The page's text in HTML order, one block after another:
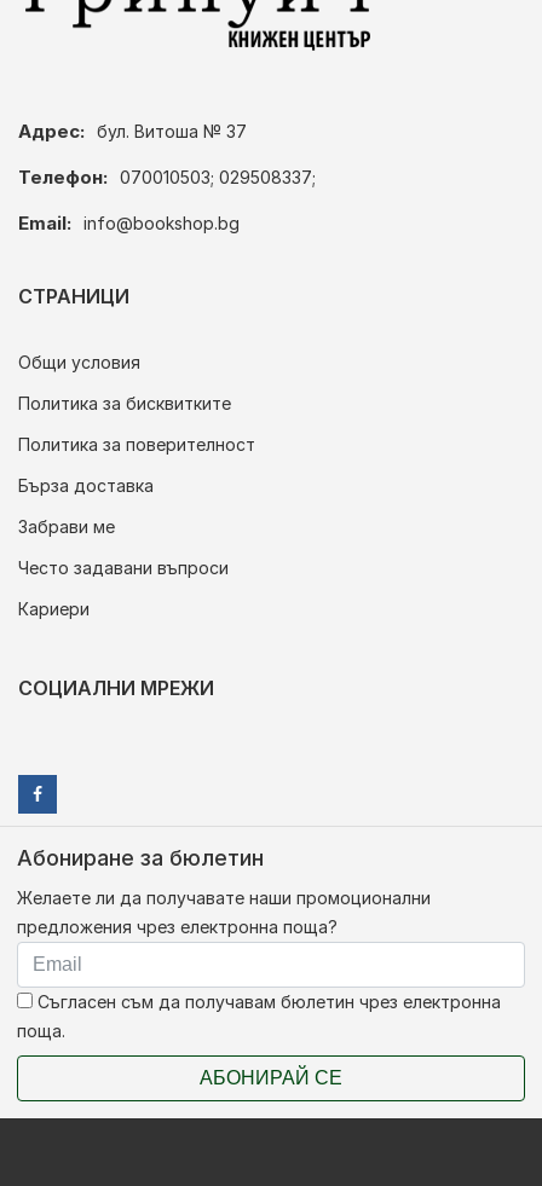
Адрес: бул. Витоша № 37
Телефон: 070010503; 029508337;
Email: info@bookshop.bg
СТРАНИЦИ
Общи условия
Политика за бисквитките
Политика за поверителност
Бърза доставка
Забрави ме
Често задавани въпроси
Кариери
СОЦИАЛНИ МРЕЖИ
Абониране за бюлетин
Желаете ли да получавате наши промоционални
предложения чрез електронна поща?
Съгласен съм да получавам бюлетин чрез електронна
поща.
АБОНИРАЙ СЕ